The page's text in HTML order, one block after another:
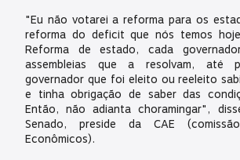
"Eu não votarei a reforma para os
reforma do deficit que nós temos
Reforma de estado, cada
assembleias que a resolvam, até
governador que foi eleito ou reeleito
e tinha obrigação de saber das
Então, não adianta choramingar",
Senado, preside da CAE
Econômicos).